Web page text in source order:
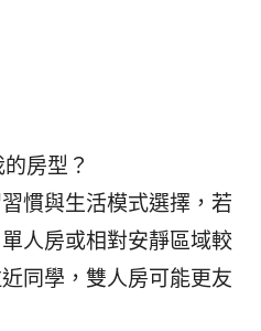
房型？
慣與生活模式選擇，若
人房或相對安靜區域較
同學，雙人房可能更友